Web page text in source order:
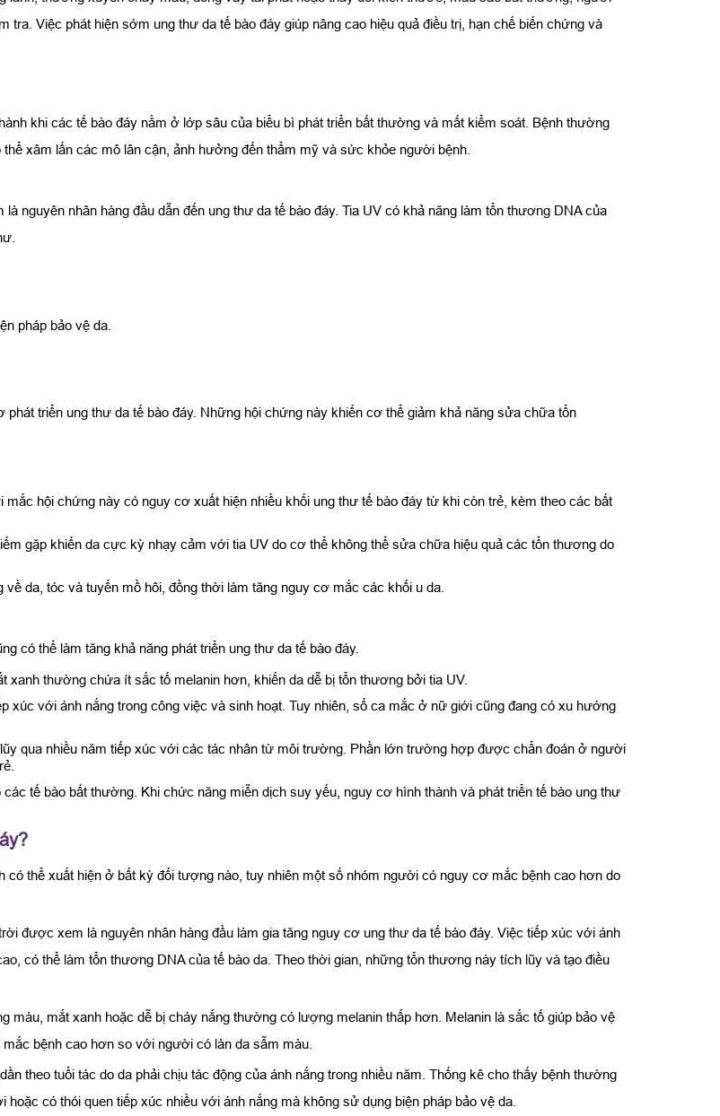
Việc phát hiện sớm ung thư da tế bào đáy giúp nâng cao hiệu quả điều trị, hạn chế biến chứng và
khi các tế bào đáy nằm ở lớp sâu của biểu bì phát triển bất thường và mất kiểm soát. Bệnh thường
xâm lấn các mô lân cận, ảnh hưởng đến thẩm mỹ và sức khỏe người bệnh.
nhân hàng đầu dẫn đến ung thư da tế bào đáy. Tia UV có khả năng làm tổn thương DNA của
pháp bảo vệ da.
triển ung thư da tế bào đáy. Những hội chứng này khiến cơ thể giảm khả năng sửa chữa tổn
hội chứng này có nguy cơ xuất hiện nhiều khối ung thư tế bào đáy từ khi còn trẻ, kèm theo các bất
gặp khiến da cực kỳ nhạy cảm với tia UV do cơ thể không thể sửa chữa hiệu quả các tổn thương do
da, tóc và tuyến mồ hôi, đồng thời làm tăng nguy cơ mắc các khối u da.
có thể làm tăng khả năng phát triển ung thư da tế bào đáy.
thường chứa ít sắc tố melanin hơn, khiến da dễ bị tổn thương bởi tia UV.
với ánh nắng trong công việc và sinh hoạt. Tuy nhiên, số ca mắc ở nữ giới cũng đang có xu hướng
qua nhiều năm tiếp xúc với các tác nhân từ môi trường. Phần lớn trường hợp được chẩn đoán ở người
tế bào bất thường. Khi chức năng miễn dịch suy yếu, nguy cơ hình thành và phát triển tế bào ung thư
có thể xuất hiện ở bất kỳ đối tượng nào, tuy nhiên một số nhóm người có nguy cơ mắc bệnh cao hơn do
được xem là nguyên nhân hàng đầu làm gia tăng nguy cơ ung thư da tế bào đáy. Việc tiếp xúc với ánh
có thể làm tổn thương DNA của tế bào da. Theo thời gian, những tổn thương này tích lũy và tạo điều
màu, mắt xanh hoặc dễ bị cháy nắng thường có lượng melanin thấp hơn. Melanin là sắc tố giúp bảo vệ
bệnh cao hơn so với người có làn da sẫm màu.
theo tuổi tác do da phải chịu tác động của ánh nắng trong nhiều năm. Thống kê cho thấy bệnh thường
có thói quen tiếp xúc nhiều với ánh nắng mà không sử dụng biện pháp bảo vệ da.